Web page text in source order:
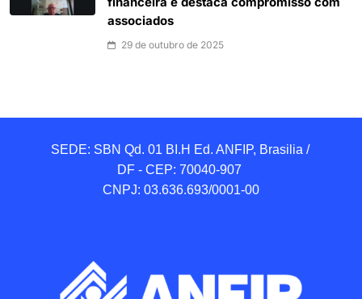
associados
29 de outubro de 2025
SEDE: SBN Qd. 01 BI.H Ed. ANFIP, Brasilia /
DF - CEP: 70040-907
CNPJ: 03.636.693/0001-00